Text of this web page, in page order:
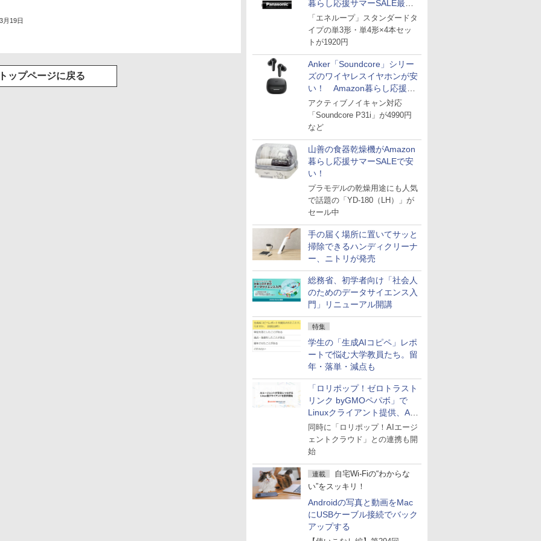
暮らし応援サマーSALE最終
日
「エネループ」スタンダードタ
イプの単3形・単4形×4本セッ
トが1920円
Anker「Soundcore」シリー
ズのワイヤレスイヤホンが安
い！ Amazon暮らし応援サ
マーSALE
アクティブノイキャン対応
「Soundcore P31i」が4990円
など
山善の食器乾燥機がAmazon
暮らし応援サマーSALEで安
い！
プラモデルの乾燥用途にも人気
で話題の「YD-180（LH）」が
セール中
手の届く場所に置いてサッと
掃除できるハンディクリーナ
ー、ニトリが発売
総務省、初学者向け「社会人
のためのデータサイエンス入
門」リニューアル開講
特集
学生の「生成AIコピペ」レポ
ートで悩む大学教員たち。留
年・落単・減点も
「ロリポップ！ゼロトラスト
リンク byGMOペパボ」で
Linuxクライアント提供、AI
エージェントの接続が容易に
同時に「ロリポップ！AIエージ
ェントクラウド」との連携も開
始
連載
自宅Wi-Fiの“わからな
い”をスッキリ！
Androidの写真と動画をMac
にUSBケーブル接続でバック
アップする
月19日
トップページに戻る